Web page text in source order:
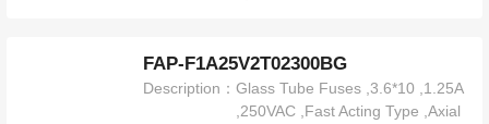
FAP-F1A25V2T02300BG
Description：Glass Tube Fuses ,3.6*10 ,1.25A
,250VAC ,Fast Acting Type ,Axial